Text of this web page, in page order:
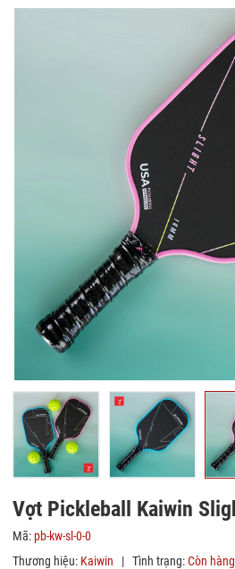
Vợt Pickleball Kaiwin
Mã: pb-kw-sl-0-0
Thương hiệu: Kaiwin | Tình trạng:Còn hàng